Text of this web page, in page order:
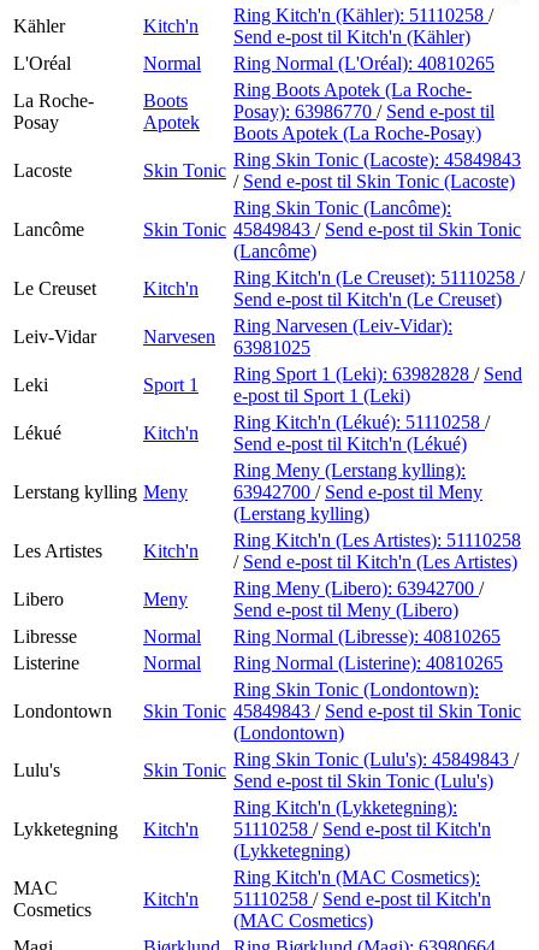
Kähler
Kitch'n
Ring Kitch'n (Kähler): 51110258 /
Send e-post til Kitch'n (Kähler)
L'Oréal
Normal Ring Normal (L'Oréal): 40810265
La Roche-
Posay
Boots
Apotek
Ring Boots Apotek (La Roche-
Posay): 63986770 / Send e-post til
Boots Apotek (La Roche-Posay)
Lacoste
Skin Tonic
Ring Skin Tonic (Lacoste): 45849843
/ Send e-post til Skin Tonic (Lacoste)
Lancôme Skin Tonic
Ring Skin Tonic (Lancôme):
45849843 / Send e-post til Skin Tonic
(Lancôme)
Le Creuset
Kitch'n
Ring Kitch'n (Le Creuset): 51110258 /
Send e-post til Kitch'n (Le Creuset)
Leiv-Vidar
Narvesen
Ring Narvesen (Leiv-Vidar):
63981025
Leki
Sport 1
Ring Sport 1 (Leki): 63982828 / Send
e-post til Sport 1 (Leki)
Lékué
Kitch'n
Ring Kitch'n (Lékué): 51110258 /
Send e-post til Kitch'n (Lékué)
Lerstang kylling Meny
Ring Meny (Lerstang kylling):
63942700 / Send e-post til Meny
(Lerstang kylling)
Les Artistes
Kitch'n
Ring Kitch'n (Les Artistes): 51110258
/ Send e-post til Kitch'n (Les Artistes)
Libero
Meny
Ring Meny (Libero): 63942700 /
Send e-post til Meny (Libero)
Libresse
Normal Ring Normal (Libresse): 40810265
Listerine
Normal Ring Normal (Listerine): 40810265
Londontown Skin Tonic
Ring Skin Tonic (Londontown):
45849843 / Send e-post til Skin Tonic
(Londontown)
Lulu's
Skin Tonic
Ring Skin Tonic (Lulu's): 45849843 /
Send e-post til Skin Tonic (Lulu's)
Lykketegning Kitch'n
Ring Kitch'n (Lykketegning):
51110258 / Send e-post til Kitch'n
(Lykketegning)
MAC
Cosmetics
Kitch'n
Ring Kitch'n (MAC Cosmetics):
51110258 / Send e-post til Kitch'n
(MAC Cosmetics)